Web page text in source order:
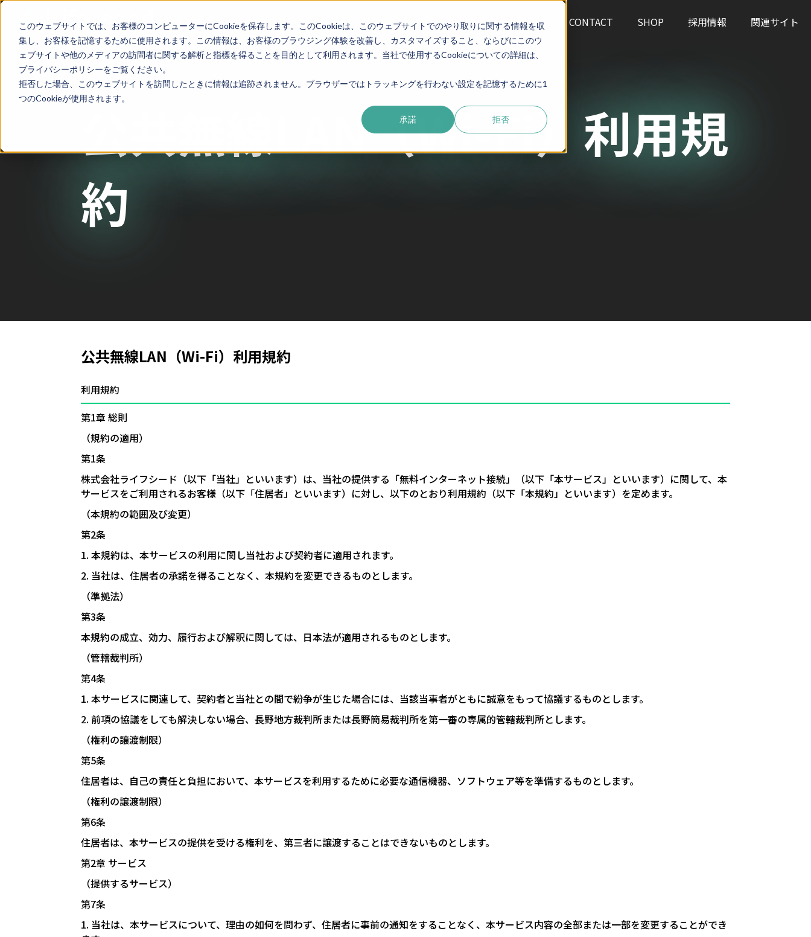
このウェブサイトでは、お客様のコンピューターにCookieを保存します。このCookieは、このウェブサイトでのやり取りに関する情報を収
集し、お客様を記憶するために使用されます。この情報は、お客様のブラウジング体験を改善し、カスタマイズすること、ならびにこのウ
ェブサイトや他のメディアの訪問者に関する解析と指標を得ることを目的として利用されます。当社で使用するCookieについての詳細は、
プライバシーポリシーをご覧ください。
拒否した場合、このウェブサイトを訪問したときに情報は追跡されません。ブラウザーではトラッキングを行わない設定を記憶するために1
つのCookieが使用されます。
承諾 拒否
ABOUT SERVICE eduroam・OpenRoaming SEED CLOUD NEWS CONTACT SHOP 採用情報 関連サイト
公共無線LAN（Wi-Fi）利用規
約
公共無線LAN（Wi-Fi）利用規約
利用規約
第1章 総則
（規約の適用）
第1条
株式会社ライフシード（以下「当社」といいます）は、当社の提供する「無料インターネット接続」（以下「本サービス」といいます）に関して、本
サービスをご利用されるお客様（以下「住居者」といいます）に対し、以下のとおり利用規約（以下「本規約」といいます）を定めます。
（本規約の範囲及び変更）
第2条
1. 本規約は、本サービスの利用に関し当社および契約者に適用されます。
2. 当社は、住居者の承諾を得ることなく、本規約を変更できるものとします。
（準拠法）
第3条
本規約の成立、効力、履行および解釈に関しては、日本法が適用されるものとします。
（管轄裁判所）
第4条
1. 本サービスに関連して、契約者と当社との間で紛争が生じた場合には、当該当事者がともに誠意をもって協議するものとします。
2. 前項の協議をしても解決しない場合、長野地方裁判所または長野簡易裁判所を第一審の専属的管轄裁判所とします。
（権利の譲渡制限）
第5条
住居者は、自己の責任と負担において、本サービスを利用するために必要な通信機器、ソフトウェア等を準備するものとします。
（権利の譲渡制限）
第6条
住居者は、本サービスの提供を受ける権利を、第三者に譲渡することはできないものとします。
第2章 サービス
（提供するサービス）
第7条
1. 当社は、本サービスについて、理由の如何を問わず、住居者に事前の通知をすることなく、本サービス内容の全部または一部を変更することができ